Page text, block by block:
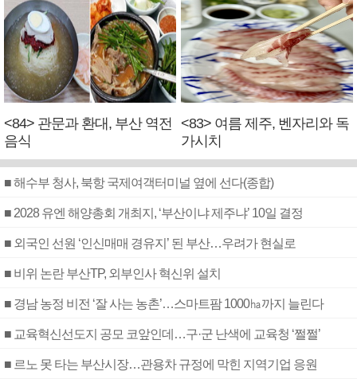
<84> 관문과 환대, 부산 역전
음식
<83> 여름 제주, 벤자리와 독
가시치
■ 해수부 청사, 북항 국제여객터미널 옆에 선다(종합)
■ 2028 유엔 해양총회 개최지, ‘부산이냐 제주냐’ 10일 결정
■ 외국인 선원 ‘인신매매 경유지’ 된 부산…우려가 현실로
■ 비위 논란 부산TP, 외부인사 혁신위 설치
■ 경남 농정 비전 ‘잘 사는 농촌’…스마트팜 1000㏊까지 늘린다
■ 교육혁신선도지 공모 코앞인데…구·군 난색에 교육청 ‘쩔쩔’
■ 르노 못 타는 부산시장…관용차 규정에 막힌 지역기업 응원